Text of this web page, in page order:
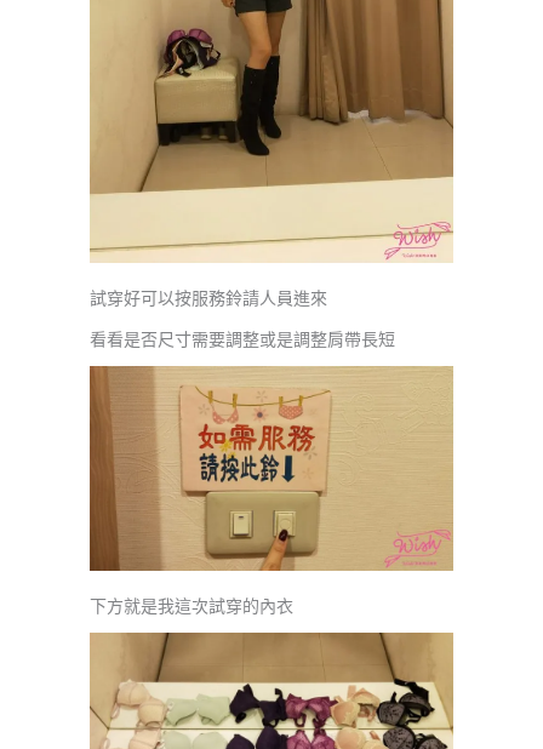
試穿好可以按服務鈴請人員進來
看看是否尺寸需要調整或是調整肩帶長短
下方就是我這次試穿的內衣